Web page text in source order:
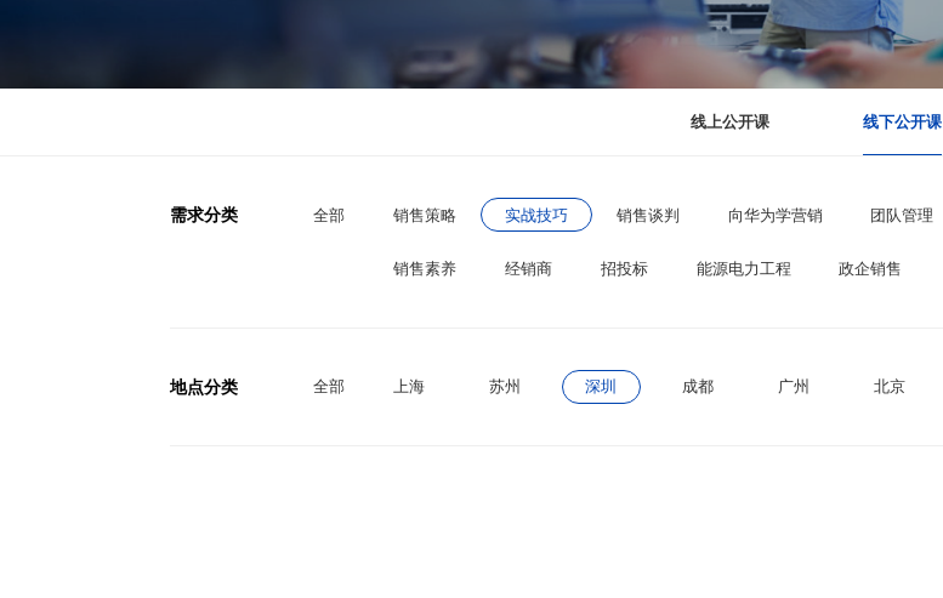
线上公开课 线下公开课
需求分类 全部 销售策略 实战技巧 销售谈判 向华为学营销 团队管理
销售素养 经销商 招投标 能源电力工程 政企销售
地点分类 全部 上海 苏州 深圳 成都 广州 北京